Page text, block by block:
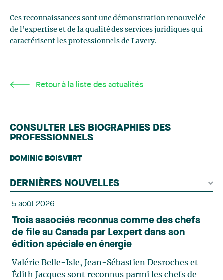
Ces reconnaissances sont une démonstration renouvelée
de l’expertise et de la qualité des services juridiques qui
caractérisent les professionnels de Lavery.
Retour à la liste des actualités
CONSULTER LES BIOGRAPHIES DES
PROFESSIONNELS
DOMINIC BOISVERT
DERNIÈRES NOUVELLES
5 août 2026
Trois associés reconnus comme des chefs
de file au Canada par Lexpert dans son
édition spéciale en énergie
Valérie Belle-Isle, Jean-Sébastien Desroches et
Édith Jacques sont reconnus parmi les chefs de